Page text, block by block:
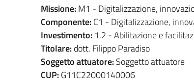
Missione:M1 - Digitalizzazione,
Componente:C1 - Digitalizzazione,
Investimento: 1.2 - Abilitazione e
Titolare:dott. Filippo Paradiso
Soggetto attuatore:Soggetto attuatore
CUP:G11C22000140006